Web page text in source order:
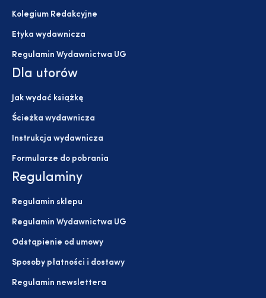
Kolegium Redakcyjne
Etyka wydawnicza
Regulamin Wydawnictwa UG
Dla utorów
Jak wydać książkę
Ścieżka wydawnicza
Instrukcja wydawnicza
Formularze do pobrania
Regulaminy
Regulamin sklepu
Regulamin Wydawnictwa UG
Odstąpienie od umowy
Sposoby płatności i dostawy
Regulamin newslettera